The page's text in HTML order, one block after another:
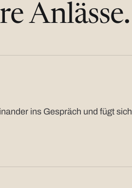
Anlässe.
ins Gespräch und fügt